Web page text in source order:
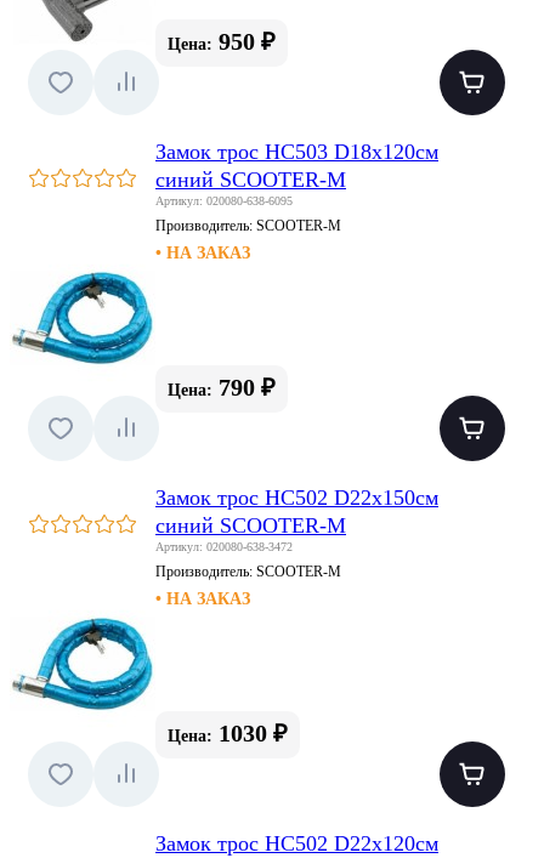
Цена: 950 ₽
Замок трос HC503 D18x120см
синий SCOOTER-M
Артикул: 020080-638-6095
Производитель: SCOOTER-M
• НА ЗАКАЗ
Цена: 790 ₽
Замок трос HC502 D22x150см
синий SCOOTER-M
Артикул: 020080-638-3472
Производитель: SCOOTER-M
• НА ЗАКАЗ
Цена: 1030 ₽
Замок трос HC502 D22x120см